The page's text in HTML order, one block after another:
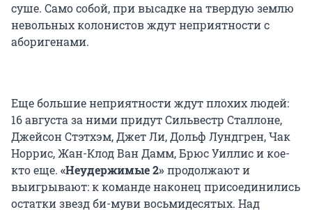
суше. Само собой, при высадке на твердую землю
невольных колонистов ждут неприятности с
аборигенами.
Еще большие неприятности ждут плохих людей:
16 августа за ними придут Сильвестр Сталлоне,
Джейсон Стэтхэм, Джет Ли, Дольф Лундгрен, Чак
Норрис, Жан-Клод Ван Дамм, Брюс Уиллис и кое-
кто еще. «Неудержимые 2»продолжают и
выигрывают: к команде наконец присоединились
остатки звезд би-муви восьмидесятых. Над